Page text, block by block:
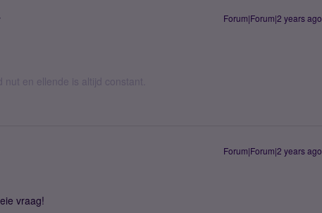
Forum|Forum|2 years ago
en ellende is altijd constant.
Forum|Forum|2 years ago
vraag!